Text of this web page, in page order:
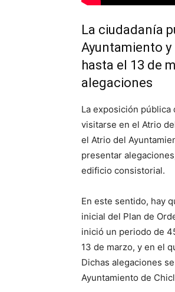
La ciudadanía
Ayuntamiento
hasta el 13 de
alegaciones
La exposición pública
visitarse en el Atrio
el Atrio del
presentar
edificio consistorial.
En este sentido, hay
inicial del Plan de
inició un periodo de
13 de marzo, y en el
Dichas alegaciones
Ayuntamiento de